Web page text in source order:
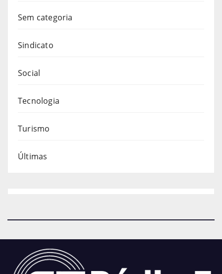
Sem categoria
Sindicato
Social
Tecnologia
Turismo
Últimas